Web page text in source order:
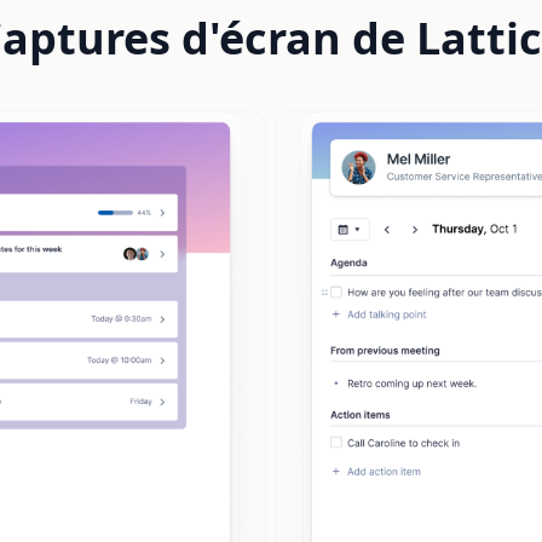
d'écran de